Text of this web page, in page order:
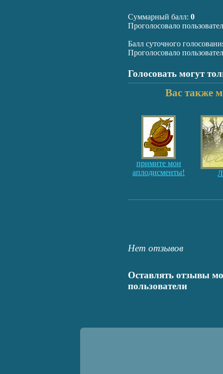
Суммарный балл: 0
Проголосовало
Балл суточного
Проголосовало
Голосовать могут
Вас также
примите мои
аплодисменты!
Нет отзывов
Оставлять отзывы
пользователи